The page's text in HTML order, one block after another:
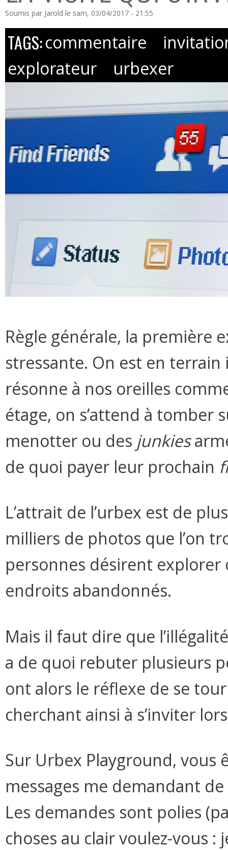
Soumis par Jarold le sam, 03/04/2017 - 21:55
TAGS:commentaire
explorateur
urbexer
Règle générale, la première
stressante. On est en
résonne à nos oreilles
étage, on s’attend à tomber
menotter ou des junkies
de quoi payer leur prochain
L’attrait de l’urbex est de
milliers de photos que l’on
personnes désirent
endroits abandonnés.
Mais il faut dire que
a de quoi rebuter plusieurs
ont alors le réflexe de se
cherchant ainsi à s’inviter
Sur Urbex Playground, vous
messages me demandant
Les demandes sont polies
choses au clair voulez-vous :